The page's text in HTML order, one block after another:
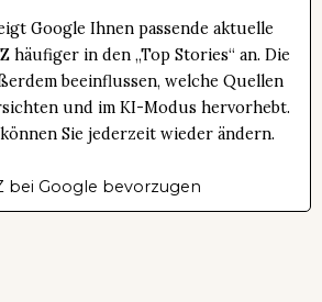
Google Ihnen passende aktuelle
häufiger in den „Top Stories“ an. Die
beeinflussen, welche Quellen
und im KI-Modus hervorhebt.
Sie jederzeit wieder ändern.
bei Google bevorzugen